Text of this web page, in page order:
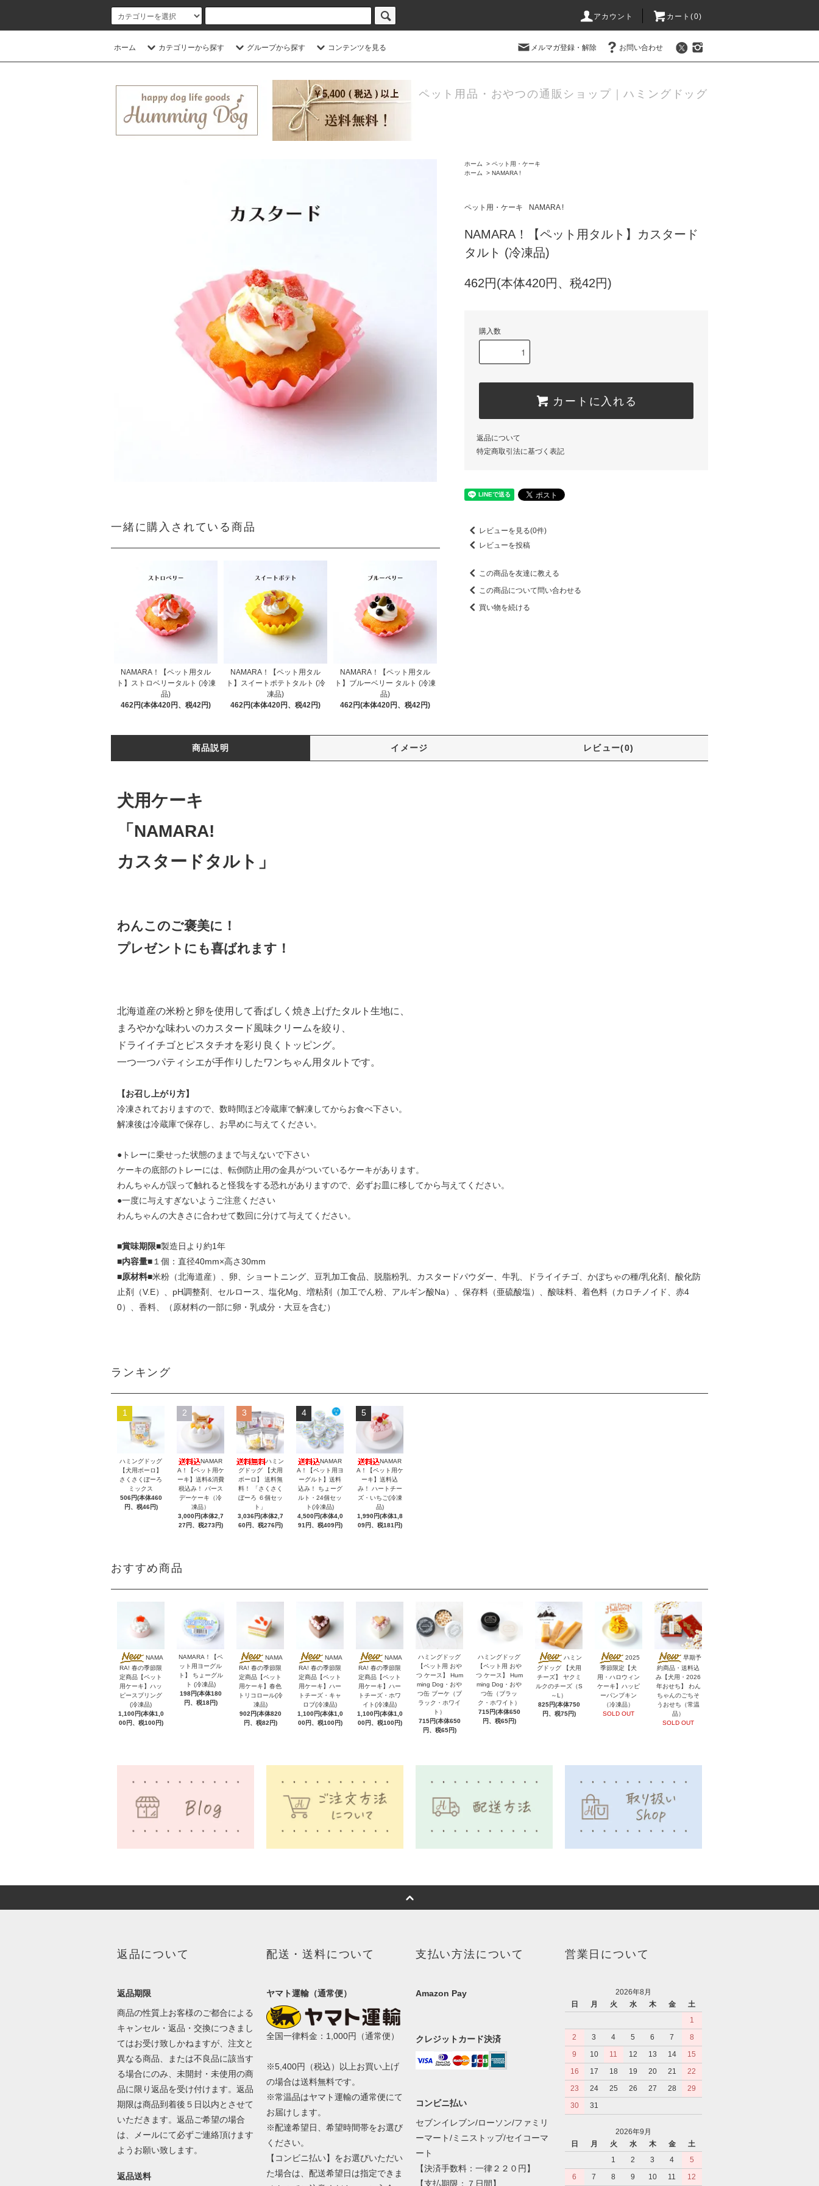
アカウント カート(0)
ホーム カテゴリーから探す グループから探す コンテンツを見る メルマガ登録・解除 お問い合わせ
ペット用品・おやつの通販ショップ｜ハミングドッグ
一緒に購入されている商品
NAMARA！【ペット用タル
ト】ストロベリータルト (冷凍
品)
462円(本体420円、税42円)
NAMARA！【ペット用タル
ト】スイートポテトタルト (冷
凍品)
462円(本体420円、税42円)
NAMARA！【ペット用タル
ト】ブルーベリー タルト (冷凍
品)
462円(本体420円、税42円)
ホーム > ペット用・ケーキ
ホーム
> NAMARA !
ペット用・ケーキ NAMARA !
NAMARA！【ペット用タルト】カスタード
タルト (冷凍品)
462円(本体420円、税42円)
購入数
カートに入れる
返品について
特定商取引法に基づく表記
レビューを見る(0件)
レビューを投稿
この商品を友達に教える
この商品について問い合わせる
買い物を続ける
商品説明 イメージ レビュー(0)
犬用ケーキ
「NAMARA!
カスタードタルト」
わんこのご褒美に！
プレゼントにも喜ばれます！
北海道産の米粉と卵を使用して香ばしく焼き上げたタルト生地に、
まろやかな味わいのカスタード風味クリームを絞り、
ドライイチゴとピスタチオを彩り良くトッピング。
一つ一つパティシエが手作りしたワンちゃん用タルトです。
【お召し上がり方】
冷凍されておりますので、数時間ほど冷蔵庫で解凍してからお食べ下さい。
解凍後は冷蔵庫で保存し、お早めに与えてください。
●トレーに乗せった状態のままで与えないで下さい
ケーキの底部のトレーには、転倒防止用の金具がついているケーキがあります。
わんちゃんが誤って触れると怪我をする恐れがありますので、必ずお皿に移してから与えてください。
●一度に与えすぎないようご注意ください
わんちゃんの大きさに合わせて数回に分けて与えてください。
■賞味期限■製造日より約1年
■内容量■１個：直径40mm×高さ30mm
■原材料■米粉（北海道産）、卵、ショートニング、豆乳加工食品、脱脂粉乳、カスタードパウダー、牛乳、ドライイチゴ、かぼちゃの種/乳化剤、酸化防
止剤（V.E）、pH調整剤、セルロース、塩化Mg、増粘剤（加工でん粉、アルギン酸Na）、保存料（亜硫酸塩）、酸味料、着色料（カロチノイド、赤4
0）、香料、（原材料の一部に卵・乳成分・大豆を含む）
ランキング
1
ハミングドッグ
【犬用ボーロ】
さくさくぼーろ
ミックス
506円(本体460
円、税46円)
2
NAMAR
A！【ペット用ケ
ーキ】送料&消費
税込み！ バース
デーケーキ（冷
凍品）
3,000円(本体2,7
27円、税273円)
3
ハミン
グドッグ 【犬用
ボーロ】 送料無
料！ 「さくさく
ぼーろ ６個セッ
ト」
3,036円(本体2,7
60円、税276円)
4
NAMAR
A！【ペット用ヨ
ーグルト】送料
込み！ ちょーグ
ルト・24個セッ
ト(冷凍品)
4,500円(本体4,0
91円、税409円)
5
NAMAR
A！【ペット用ケ
ーキ】送料込
み！ ハートチー
ズ・いちご(冷凍
品)
1,990円(本体1,8
09円、税181円)
おすすめ商品
NAMA
RA! 春の季節限
定商品【ペット
用ケーキ】ハッ
ピースプリング
(冷凍品)
1,100円(本体1,0
00円、税100円)
NAMARA！【ペ
ット用ヨーグル
ト】 ちょーグル
ト (冷凍品)
198円(本体180
円、税18円)
NAMA
RA! 春の季節限
定商品【ペット
用ケーキ】春色
トリコロール(冷
凍品)
902円(本体820
円、税82円)
NAMA
RA! 春の季節限
定商品【ペット
用ケーキ】ハー
トチーズ・キャ
ロブ(冷凍品)
1,100円(本体1,0
00円、税100円)
NAMA
RA! 春の季節限
定商品【ペット
用ケーキ】ハー
トチーズ・ホワ
イト(冷凍品)
1,100円(本体1,0
00円、税100円)
ハミングドッグ
【ペット用 おや
つ ケース】 Hum
ming Dog・おや
つ缶 ブーケ（ブ
ラック・ホワイ
ト）
715円(本体650
円、税65円)
ハミングドッグ
【ペット用 おや
つ ケース】 Hum
ming Dog・おや
つ缶（ブラッ
ク・ホワイト）
715円(本体650
円、税65円)
ハミン
グドッグ 【犬用
チーズ】 ヤクミ
ルクのチーズ（S
～L）
825円(本体750
円、税75円)
2025
季節限定【犬
用・ハロウィン
ケーキ】ハッピ
ーパンプキン
（冷凍品）
SOLD OUT
早期予
約商品・送料込
み【犬用・2026
年おせち】 わん
ちゃんのごちそ
うおせち（常温
品）
SOLD OUT
返品について
返品期限
商品の性質上お客様のご都合による
キャンセル・返品・交換につきまし
てはお受け致しかねますが、注文と
異なる商品、または不良品に該当す
る場合にのみ、未開封・未使用の商
品に限り返品を受け付けます。返品
期限は商品到着後５日以内とさせて
いただきます。返品ご希望の場合
は、メールにて必ずご連絡頂けます
ようお願い致します。
返品送料
配送・送料について
ヤマト運輸（通常便）
全国一律料金：1,000円（通常便）
※5,400円（税込）以上お買い上げ
の場合は送料無料です。
※常温品はヤマト運輸の通常便にて
お届けします。
※配達希望日、希望時間帯をお選び
ください。
【コンビニ払い】をお選びいただい
た場合は、配送希望日は指定できま
支払い方法について
Amazon Pay
クレジットカード決済
コンビニ払い
セブンイレブン/ローソン/ファミリ
ーマート/ミニストップ/セイコーマ
ート
【決済手数料：一律２２０円】
【支払期限：７日間】
営業日について
2026年8月
日
月 火 水 木 金
土
1
2
3 4 5 6 7
8
9
10 11 12 13 14
15
16
17 18 19 20 21
22
23
24 25 26 27 28
29
30
31
2026年9月
日
月 火 水 木 金
土
1
2 3 4
5
6
7 8 9 10 11 12